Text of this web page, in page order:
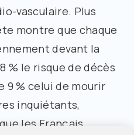
vasculaire. Plus
montre que chaque
devant la
% le risque de décès
9 % celui de mourir
inquiétants,
les Français